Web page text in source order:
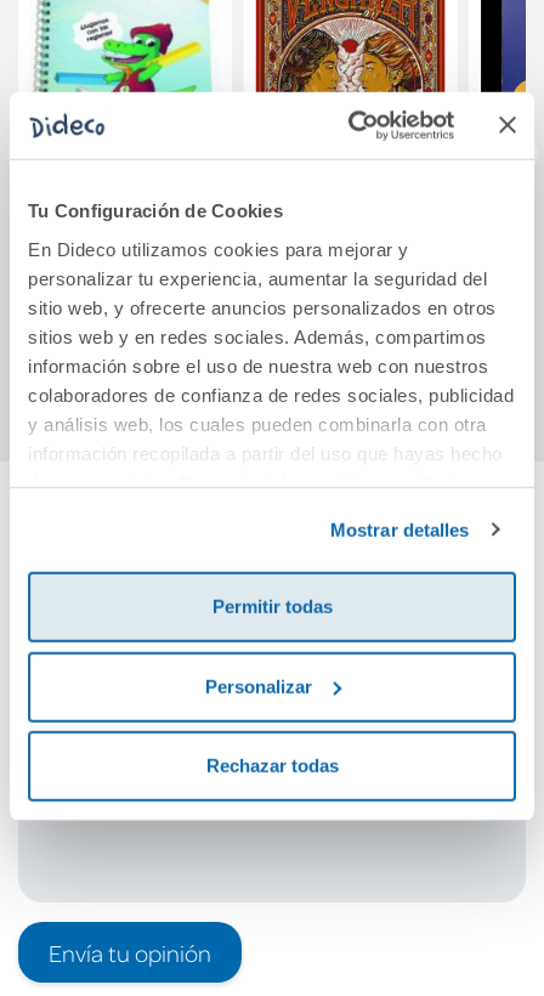
Tu Configuración de Cookies
En Dideco utilizamos cookies para mejorar y
personalizar tu experiencia, aumentar la seguridad del
sitio web, y ofrecerte anuncios personalizados en otros
sitios web y en redes sociales. Además, compartimos
información sobre el uso de nuestra web con nuestros
colaboradores de confianza de redes sociales, publicidad
y análisis web, los cuales pueden combinarla con otra
información recopilada a partir del uso que hayas hecho
Mostrar detalles
Permitir todas
Personalizar
Rechazar todas
Coco juega con las
regletas I
9,95€
Comprar
Hija de la venganza
12,90€
Comprar
Cuéntanos tu opinión
¡Sé el primero en valorar este producto!
Debes iniciar sesión para poder valorarlo
Envía tu opinión